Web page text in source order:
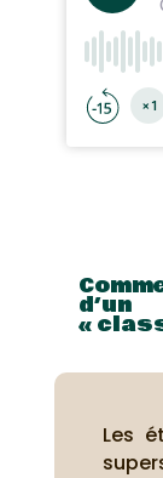
d’un
«
Les